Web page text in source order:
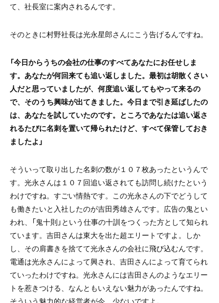
て、社長室に案内されるんです。
そのときに村野社長は光永星郎さんにこう告げるんですね。
「今日からうちの会社の仕事のすべてあなたにお任せしま
す。あなたが何回来ても追い返しました。最初は胡散くさい
人だと思っていましたが、何度追い返してもやって来るの
で、そのうち興味が出てきました。今日まで引き延ばしたの
は、あなたを試していたのです。ところであなたは追い返さ
れるたびに名刺を置いて帰られたけど、すべて保管しておき
ましたよ」
そういって取り出した名刺の数が１０７枚あったというんで
す。光永さんは１０７回追い返されても訪問し続けたという
わけですね。すごい情熱です。この光永さんの下でどうして
も働きたいと入社したのが吉田秀雄さんです。広告の鬼とい
われ、「鬼十則」という仕事の十訓をつくった方として知られ
ています。吉田さんは東大を出た超エリートですよ。しか
し、その肩書きを捨てて光永さんの会社に飛び込むんです。
電通は光永さんによって興され、吉田さんによって育てられ
ていったわけですね。光永さんには吉田さんのようなエリー
トを惹きつける、なんともいえない魅力があったんですね。